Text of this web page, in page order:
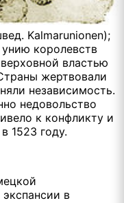
Kalmarunionen);
королевств
властью
жертвовали
независимость.
недовольство
к конфликту и
1523 году.
в